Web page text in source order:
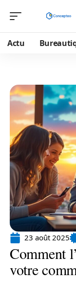
Actu
23 août 2025
Comment
votre